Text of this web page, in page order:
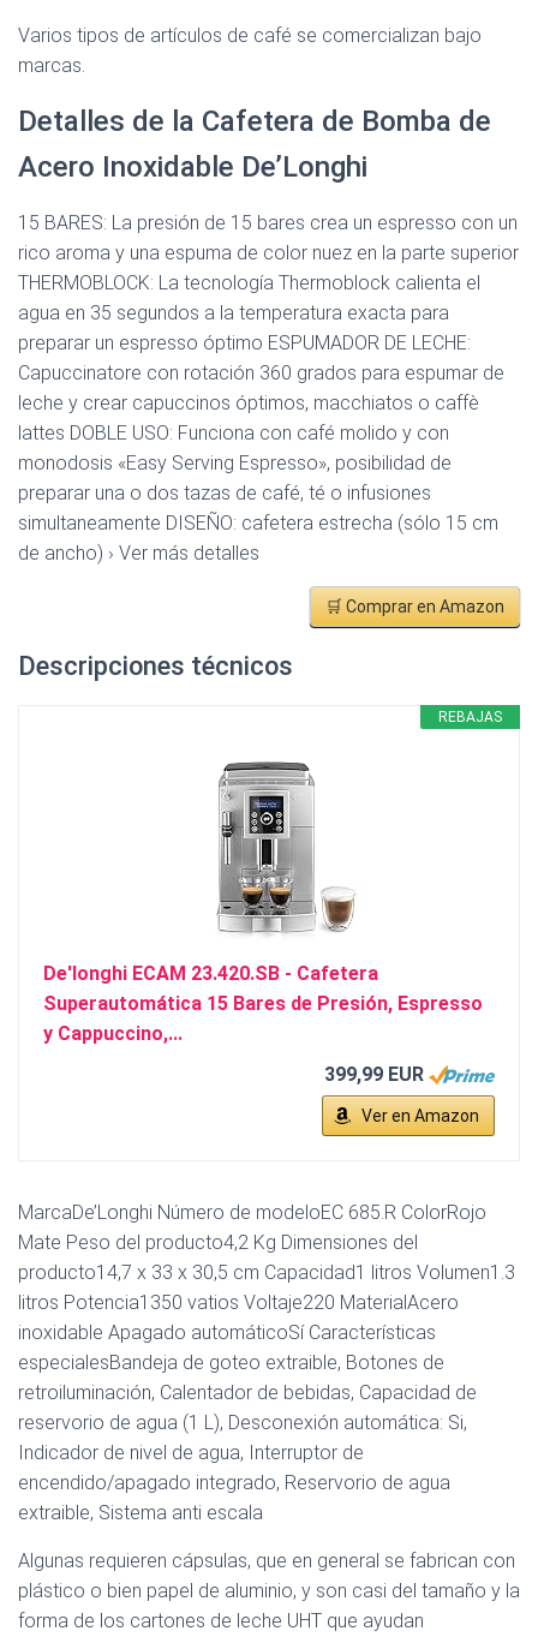
Varios tipos de artículos de café se comercializan bajo
marcas.
Detalles de la Cafetera de Bomba de
Acero Inoxidable De’Longhi
15 BARES: La presión de 15 bares crea un espresso con un
rico aroma y una espuma de color nuez en la parte superior
THERMOBLOCK: La tecnología Thermoblock calienta el
agua en 35 segundos a la temperatura exacta para
preparar un espresso óptimo ESPUMADOR DE LECHE:
Capuccinatore con rotación 360 grados para espumar de
leche y crear capuccinos óptimos, macchiatos o caffè
lattes DOBLE USO: Funciona con café molido y con
monodosis «Easy Serving Espresso», posibilidad de
preparar una o dos tazas de café, té o infusiones
simultaneamente DISEÑO: cafetera estrecha (sólo 15 cm
de ancho) › Ver más detalles
🛒 Comprar en Amazon
Descripciones técnicos
REBAJAS
De'longhi ECAM 23.420.SB - Cafetera
Superautomática 15 Bares de Presión, Espresso
y Cappuccino,...
399,99 EUR
Ver en Amazon
MarcaDe’Longhi Número de modeloEC 685.R ColorRojo
Mate Peso del producto4,2 Kg Dimensiones del
producto14,7 x 33 x 30,5 cm Capacidad1 litros Volumen1.3
litros Potencia1350 vatios Voltaje220 MaterialAcero
inoxidable Apagado automáticoSí Características
especialesBandeja de goteo extraible, Botones de
retroiluminación, Calentador de bebidas, Capacidad de
reservorio de agua (1 L), Desconexión automática: Si,
Indicador de nivel de agua, Interruptor de
encendido/apagado integrado, Reservorio de agua
extraible, Sistema anti escala
Algunas requieren cápsulas, que en general se fabrican con
plástico o bien papel de aluminio, y son casi del tamaño y la
forma de los cartones de leche UHT que ayudan